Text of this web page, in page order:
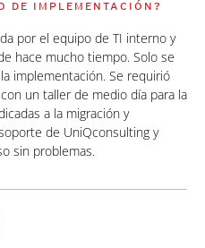
DE IMPLEMENTACIÓN?
por el equipo de TI interno y
hace mucho tiempo. Solo se
implementación. Se requirió
un taller de medio día para la
a la migración y
de UniQconsulting y
sin problemas.